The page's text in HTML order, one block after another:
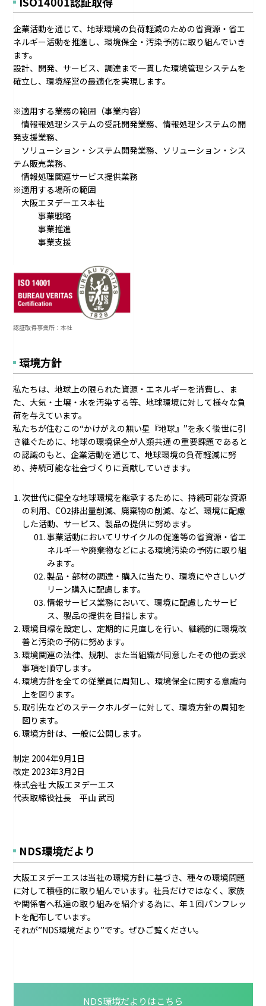
企業活動を通じて、地球環境の負荷軽減のための省資源・省エ
ネルギー活動を推進し、環境保全・汚染予防に取り組んでいき
ます。
設計、開発、サービス、調達まで一貫した環境管理システムを
確立し、環境経営の最適化を実現します。
※適用する業務の範囲（事業内容）
情報報処理システムの受託開発業務、情報処理システムの開
発支援業務、
ソリューション・システム開発業務、ソリューション・シス
テム販売業務、
情報処理関連サービス提供業務
※適用する場所の範囲
大阪エヌデーエス本社
事業戦略
事業推進
事業支援
認証取得事業所：本社
環境方針
私たちは、地球上の限られた資源・エネルギーを消費し、ま
た、大気・土壌・水を汚染する等、地球環境に対して様々な負
荷を与えています。
私たちが住むこの“かけがえの無い星『地球』”を永く後世に引
き継ぐために、地球の環境保全が人類共通 の重要課題であると
の認識のもと、企業活動を通じて、地球環境の負荷軽減に努
め、持続可能な社会づくりに貢献していきます。
次世代に健全な地球環境を継承するために、持続可能な資源
の利用、CO2排出量削減、廃棄物の削減、など、環境に配慮
した活動、サービス、製品の提供に努めます。
事業活動においてリサイクルの促進等の省資源・省エ
ネルギーや廃棄物などによる環境汚染の予防に取り組
みます。
製品・部材の調達・購入に当たり、環境にやさしいグ
リーン購入に配慮します。
情報サービス業務において、環境に配慮したサービ
ス、製品の提供を目指します。
環境目標を設定し、定期的に見直しを行い、継続的に環境改
善と汚染の予防に努めます。
環境関連の法律、規制、また当組織が同意したその他の要求
事項を順守します。
環境方針を全ての従業員に周知し、環境保全に関する意識向
上を図ります。
取引先などのステークホルダーに対して、環境方針の周知を
図ります。
環境方針は、一般に公開します。
制定 2004年9月1日
改定 2023年3月2日
株式会社 大阪エヌデーエス
代表取締役社長 平山 武司
NDS環境だより
大阪エヌデーエスは当社の環境方針に基づき、種々の環境問題
に対して積極的に取り組んでいます。社員だけではなく、家族
や関係者へ私達の取り組みを紹介する為に、年１回パンフレッ
トを配布しています。
それが”NDS環境だより”です。ぜひご覧ください。
NDS環境だよりはこちら